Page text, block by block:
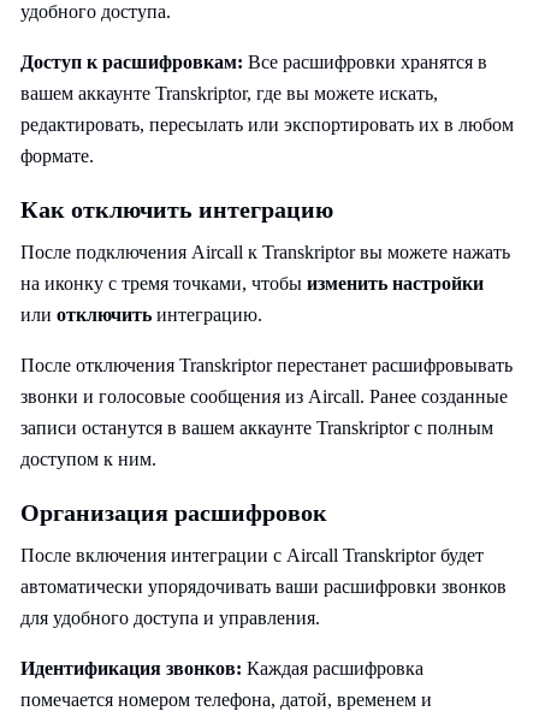
удобного доступа.
Доступ к расшифровкам: Все расшифровки хранятся в
вашем аккаунте Transkriptor, где вы можете искать,
редактировать, пересылать или экспортировать их в любом
формате.
Как отключить интеграцию
После подключения Aircall к Transkriptor вы можете нажать
на иконку с тремя точками, чтобы изменить настройки
или отключить интеграцию.
После отключения Transkriptor перестанет расшифровывать
звонки и голосовые сообщения из Aircall. Ранее созданные
записи останутся в вашем аккаунте Transkriptor с полным
доступом к ним.
Организация расшифровок
После включения интеграции с Aircall Transkriptor будет
автоматически упорядочивать ваши расшифровки звонков
для удобного доступа и управления.
Идентификация звонков: Каждая расшифровка
помечается номером телефона, датой, временем и